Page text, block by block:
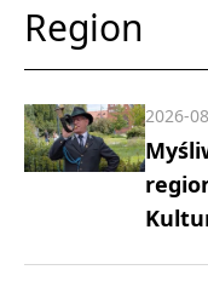
Region
2026-